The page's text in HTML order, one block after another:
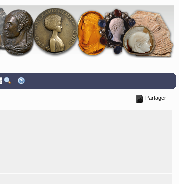
Partager